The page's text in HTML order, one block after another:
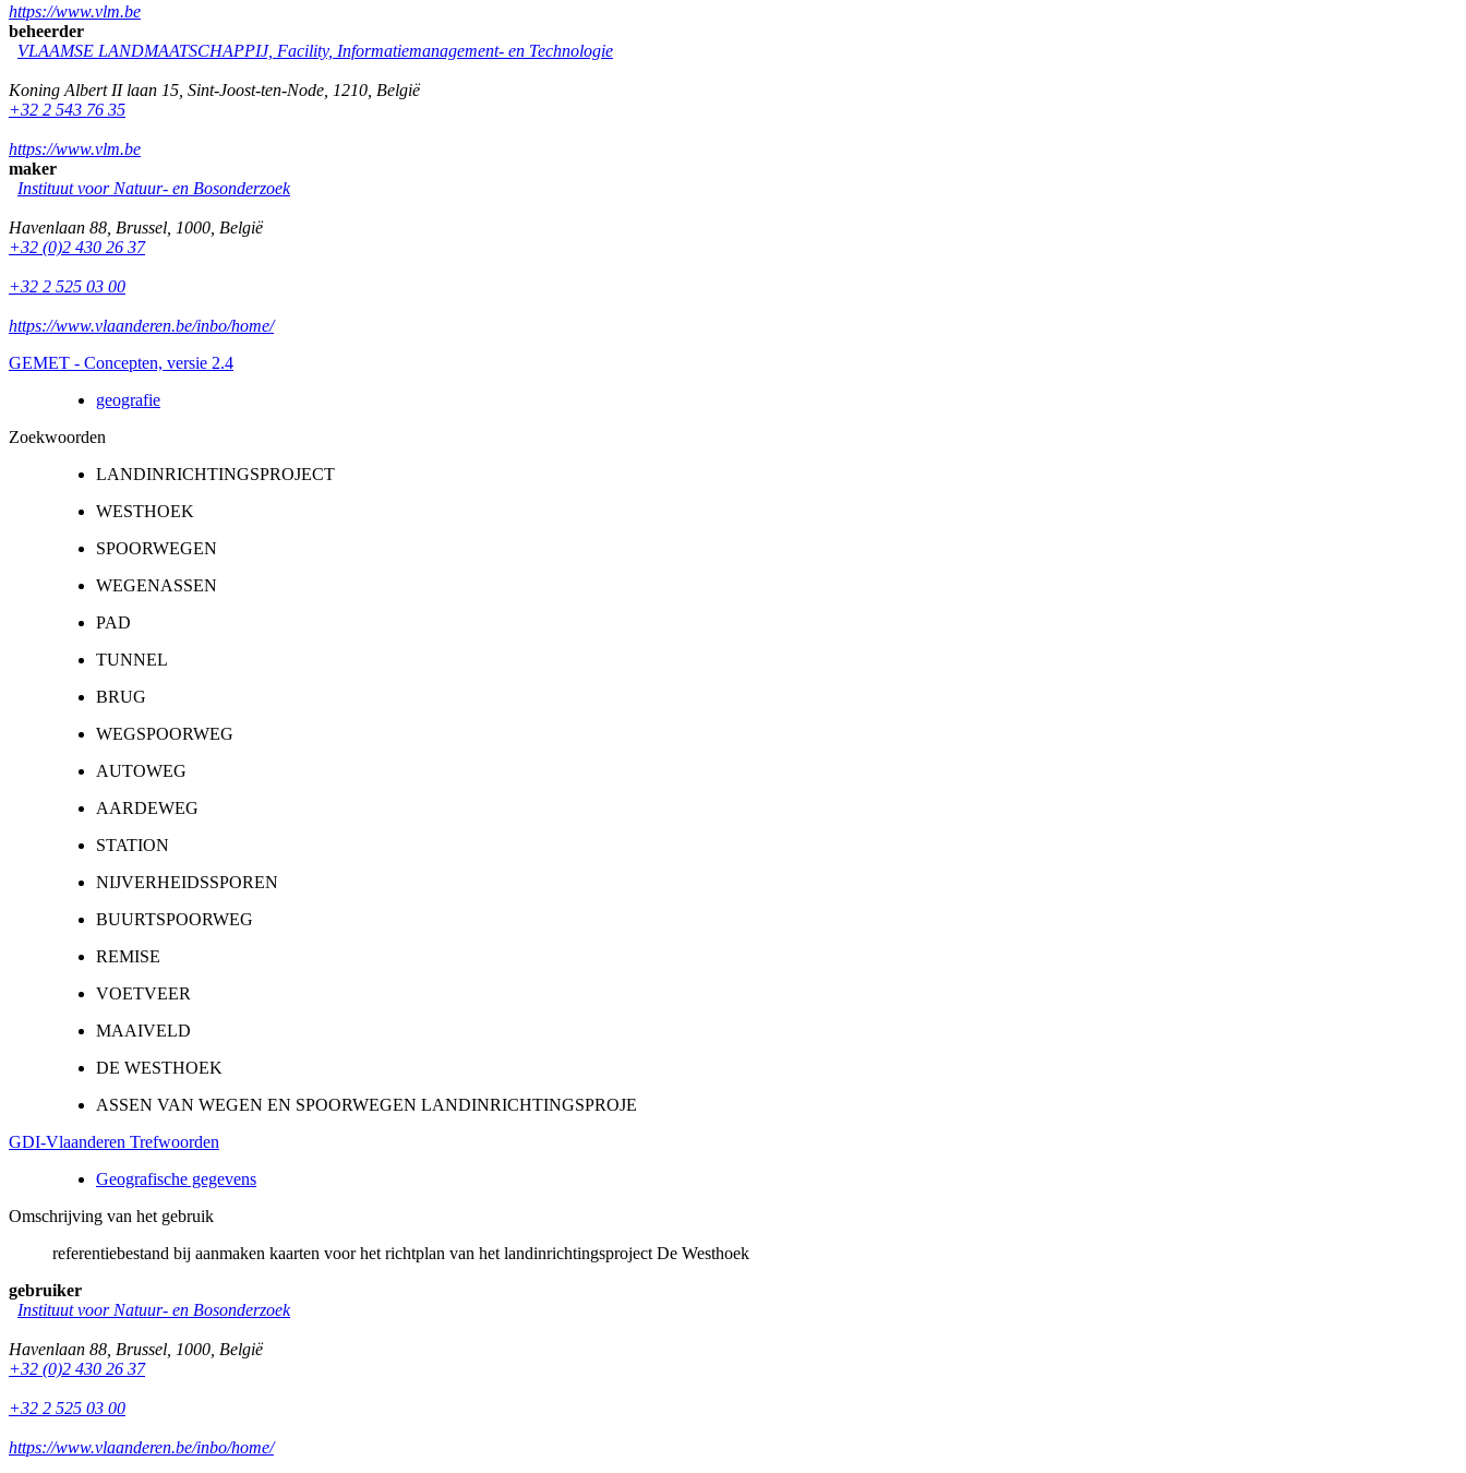
https://www.vlm.be
beheerder
VLAAMSE LANDMAATSCHAPPIJ, Facility, Informatiemanagement- en Technologie
Koning Albert II laan 15 Sint-Joost-ten-Node 1210 België
+32 2 543 76 35
https://www.vlm.be
maker
Instituut voor Natuur- en Bosonderzoek
Havenlaan 88 Brussel 1000 België
+32 (0)2 430 26 37
+32 2 525 03 00
https://www.vlaanderen.be/inbo/home/
GEMET - Concepten, versie 2.4
geografie
Zoekwoorden
LANDINRICHTINGSPROJECT
WESTHOEK
SPOORWEGEN
WEGENASSEN
PAD
TUNNEL
BRUG
WEGSPOORWEG
AUTOWEG
AARDEWEG
STATION
NIJVERHEIDSSPOREN
BUURTSPOORWEG
REMISE
VOETVEER
MAAIVELD
DE WESTHOEK
ASSEN VAN WEGEN EN SPOORWEGEN LANDINRICHTINGSPROJE
GDI-Vlaanderen Trefwoorden
Geografische gegevens
Omschrijving van het gebruik
referentiebestand bij aanmaken kaarten voor het richtplan van het landinrichtingsproject De Westhoek
gebruiker
Instituut voor Natuur- en Bosonderzoek
Havenlaan 88 Brussel 1000 België
+32 (0)2 430 26 37
+32 2 525 03 00
https://www.vlaanderen.be/inbo/home/